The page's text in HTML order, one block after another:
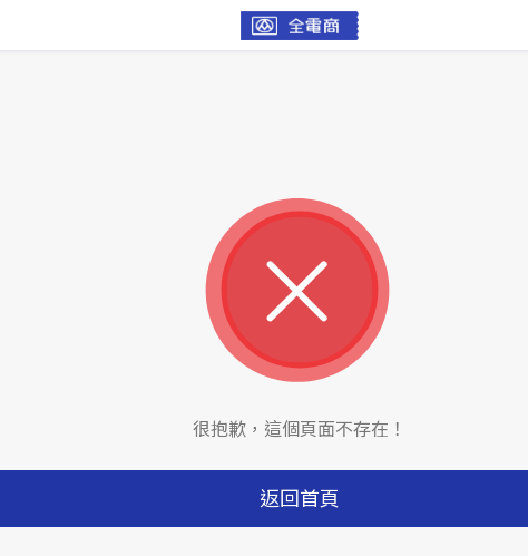
很抱歉，這個頁面不存在！
返回首頁